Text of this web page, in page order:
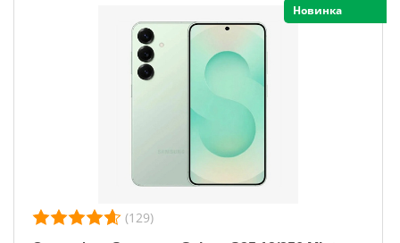
Новинка
(129)